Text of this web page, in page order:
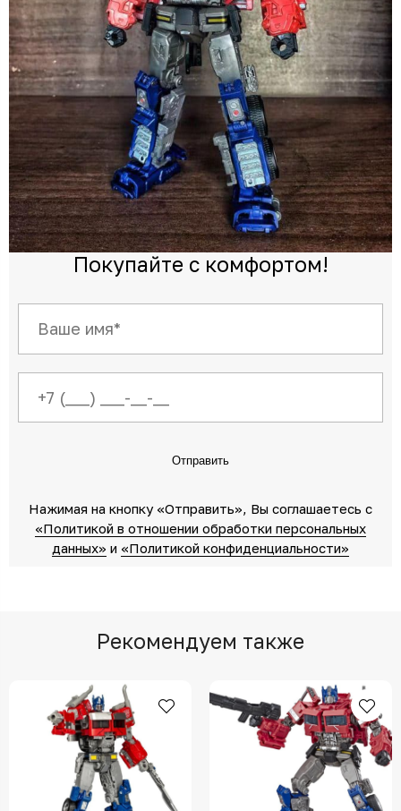
Покупайте с комфортом!
Отправить
Нажимая на кнопку «Отправить»‎, Вы соглашаетесь c
«Политикой в отношении обработки персональных
данных»‎ ‎ и «Политикой конфиденциальности»
Рекомендуем также